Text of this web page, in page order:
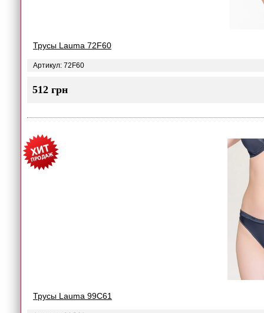
Трусы Lauma 72F60
Артикул: 72F60
512 грн
Трусы Lauma 99C61